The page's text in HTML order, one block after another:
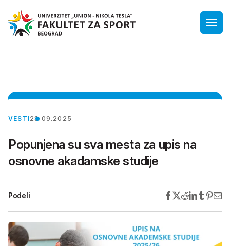
VESTI28.09.2025
Popunjena su sva mesta za upis na
osnovne akadamske studije
Podeli